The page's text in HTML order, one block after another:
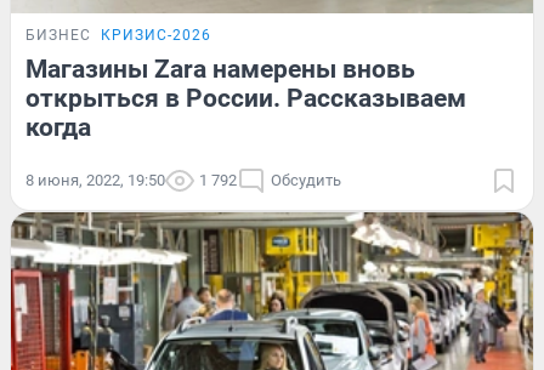
БИЗНЕС КРИЗИС-2026
Магазины Zara намерены вновь
открыться в России. Рассказываем
когда
8 июня, 2022, 19:50 1 792 Обсудить